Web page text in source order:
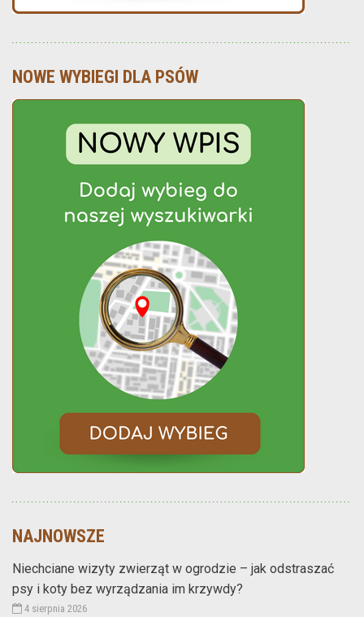
NOWE WYBIEGI DLA PSÓW
NAJNOWSZE
Niechciane wizyty zwierząt w ogrodzie – jak odstraszać
psy i koty bez wyrządzania im krzywdy?
4 sierpnia 2026